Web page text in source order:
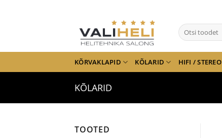
Otsi:
KÕRVAKLAPID KÕLARID HIFI / STEREO
KÕLARID
TOOTED